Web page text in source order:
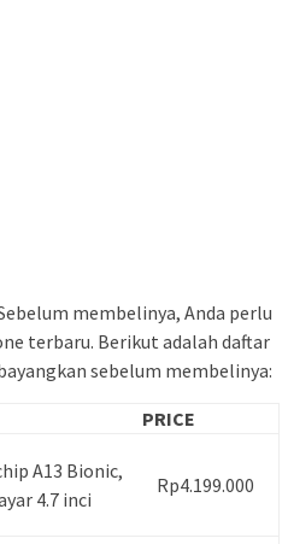
membelinya, Anda perlu
terbaru. Berikut adalah daftar
sebelum membelinya:
PRICE
A13 Bionic,
4.7 inci
Rp4.199.000